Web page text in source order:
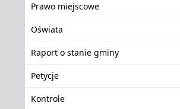
Prawo miejscowe
Oświata
Raport o stanie gminy
Petycje
Kontrole